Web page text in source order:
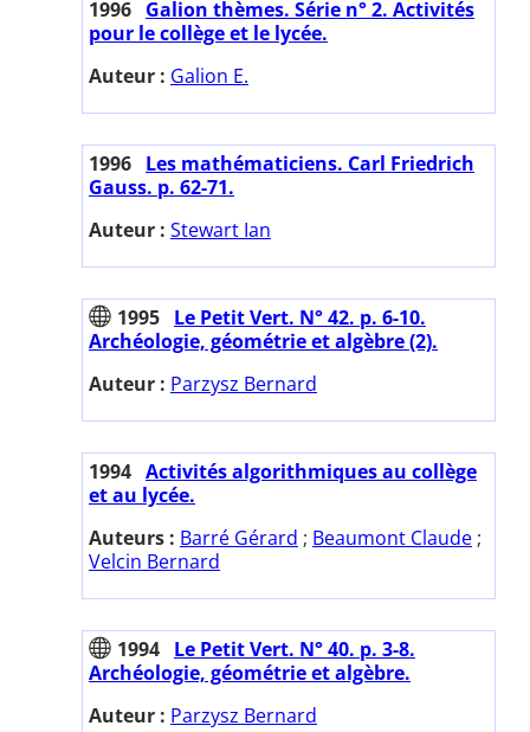
1996 Galion thèmes. Série n° 2. Activités
pour le collège et le lycée.
Auteur : Galion E.
1996 Les mathématiciens. Carl Friedrich
Gauss. p. 62-71.
Auteur : Stewart Ian
1995 Le Petit Vert. N° 42. p. 6-10.
Archéologie, géométrie et algèbre (2).
Auteur : Parzysz Bernard
1994 Activités algorithmiques au collège
et au lycée.
Auteurs : Barré Gérard ; Beaumont Claude ;
Velcin Bernard
1994 Le Petit Vert. N° 40. p. 3-8.
Archéologie, géométrie et algèbre.
Auteur : Parzysz Bernard